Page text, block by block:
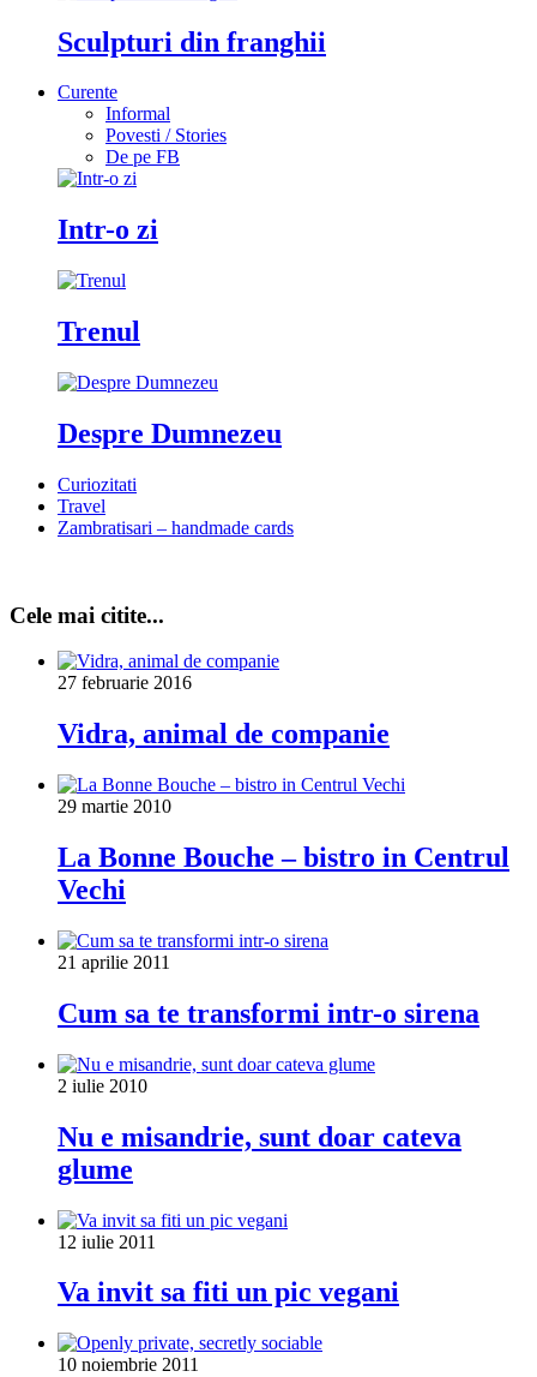
Sculpturi din franghii
Curente
Informal
Povesti / Stories
De pe FB
Intr-o zi
Trenul
Despre Dumnezeu
Curiozitati
Travel
Zambratisari – handmade cards
Cele mai citite...
27 februarie 2016
Vidra, animal de companie
29 martie 2010
La Bonne Bouche – bistro in Centrul
Vechi
21 aprilie 2011
Cum sa te transformi intr-o sirena
2 iulie 2010
Nu e misandrie, sunt doar cateva
glume
12 iulie 2011
Va invit sa fiti un pic vegani
10 noiembrie 2011